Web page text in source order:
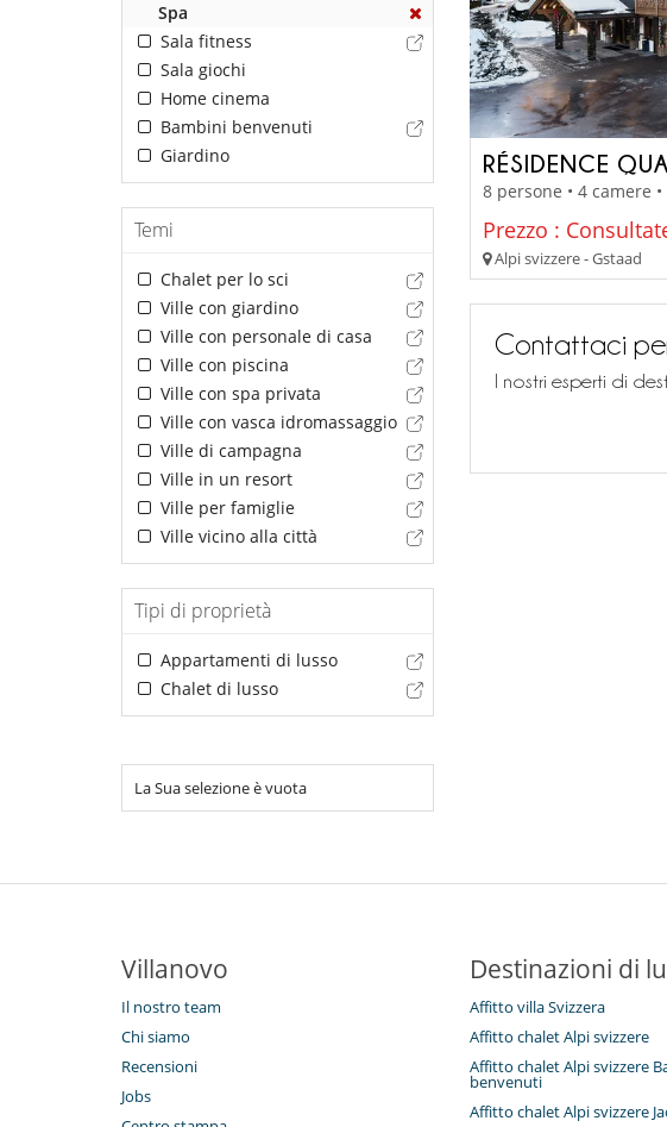
Spa
Sala fitness
Sala giochi
Home cinema
Bambini benvenuti
Giardino
Temi
Chalet per lo sci
Ville con giardino
Ville con personale di casa
Ville con piscina
Ville con spa privata
Ville con vasca idromassaggio
Ville di campagna
Ville in un resort
Ville per famiglie
Ville vicino alla città
Tipi di proprietà
Appartamenti di lusso
Chalet di lusso
La Sua selezione è vuota
RÉSIDENCE
8 persone • 4 camere
Prezzo :
Alpi svizzere - Gstaad
Contattaci
I nostri esperti di
Villanovo
Il nostro team
Chi siamo
Recensioni
Jobs
Destinazioni di
Affitto villa Svizzera
Affitto chalet Alpi svizzere
Affitto chalet Alpi svizzere
benvenuti
Affitto chalet Alpi svizzere